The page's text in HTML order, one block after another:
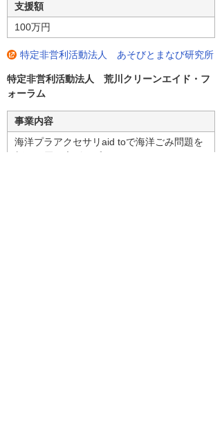
支援額
100万円
特定非営利活動法人 あそびとまなび研究所
特定非営利活動法人 荒川クリーンエイド・フ
ォーラム
事業内容
海洋プラアクセサリaid toで海洋ごみ問題を